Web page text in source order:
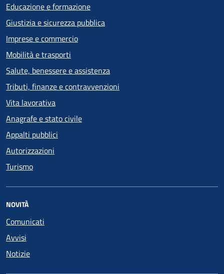
Educazione e formazione
Giustizia e sicurezza pubblica
Imprese e commercio
Mobilità e trasporti
Salute, benessere e assistenza
Tributi, finanze e contravvenzioni
Vita lavorativa
Anagrafe e stato civile
Appalti pubblici
Autorizzazioni
Turismo
NOVITÀ
Comunicati
Avvisi
Notizie